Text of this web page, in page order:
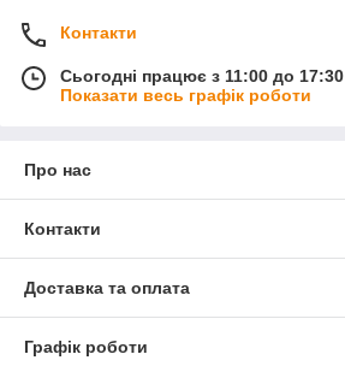
Контакти
Сьогодні працює з 11:00 до 17:30
Показати весь графік роботи
Про нас
Контакти
Доставка та оплата
Графік роботи